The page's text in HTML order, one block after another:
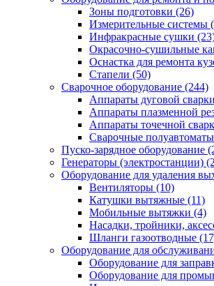
Зоны подготовки (26)
Измерительные системы
Инфракрасные сушки
Окрасочно-сушильные
Оснастка для ремонта
Стапели (50)
Сварочное оборудование (244)
Аппараты дуговой
Аппараты плазменной
Аппараты точечной
Сварочные
Пуско-зарядное оборудование
Генераторы (электростанции)
Оборудование для удаления
Вентиляторы (10)
Катушки вытяжные (11)
Мобильные вытяжки (4)
Насадки, тройники,
Шланги газоотводные
Оборудование для
Оборудование для
Оборудование для